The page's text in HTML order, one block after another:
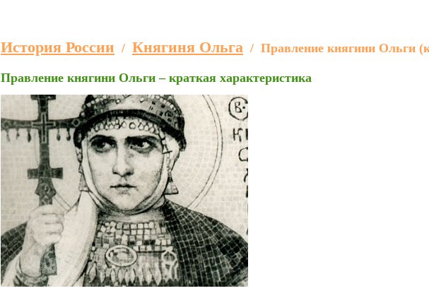
История России / Княгиня Ольга / Правление княгини Ольги
Правление княгини Ольги – краткая характеристика